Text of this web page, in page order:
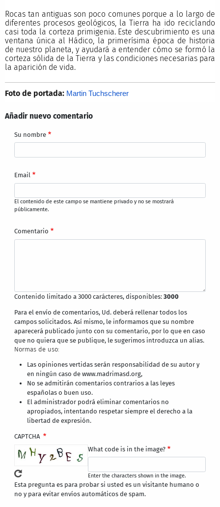
Rocas tan antiguas son poco comunes porque a lo largo de
diferentes procesos geológicos, la Tierra ha ido reciclando
casi toda la corteza primigenia. Este descubrimiento es una
ventana única al Hádico, la primerísima época de historia
de nuestro planeta, y ayudará a entender cómo se formó la
corteza sólida de la Tierra y las condiciones necesarias para
la aparición de vida.
Foto de portada: Martin Tuchscherer
Añadir nuevo comentario
Su nombre
Email
El contenido de este campo se mantiene privado y no se mostrará
públicamente.
Comentario
Contenido limitado a 3000 carácteres, disponibles:3000
Para el envío de comentarios, Ud. deberá rellenar todos los
campos solicitados. Así mismo, le informamos que su nombre
aparecerá publicado junto con su comentario, por lo que en caso
que no quiera que se publique, le sugerimos introduzca un alias.
Normas de uso:
Las opiniones vertidas serán responsabilidad de su autor y
en ningún caso de www.madrimasd.org,
No se admitirán comentarios contrarios a las leyes
españolas o buen uso.
El administrador podrá eliminar comentarios no
apropiados, intentando respetar siempre el derecho a la
libertad de expresión.
CAPTCHA
What code is in the image?
Enter the characters shown in the image.
Esta pregunta es para probar si usted es un visitante humano o
no y para evitar envíos automáticos de spam.